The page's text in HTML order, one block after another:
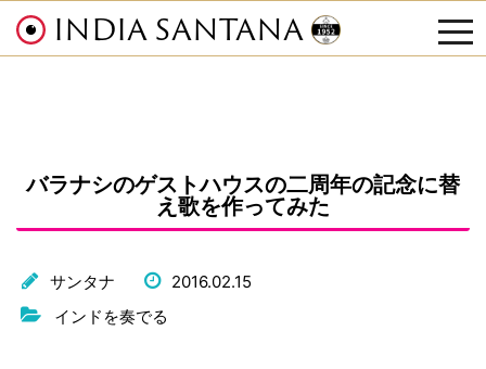
INDIA SANTANA
バラナシのゲストハウスの二周年の記念に替
え歌を作ってみた
サンタナ
2016.02.15
インドを奏でる